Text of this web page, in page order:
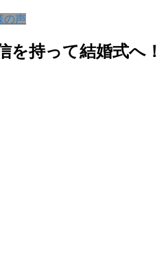
の声
を持って結婚式へ！